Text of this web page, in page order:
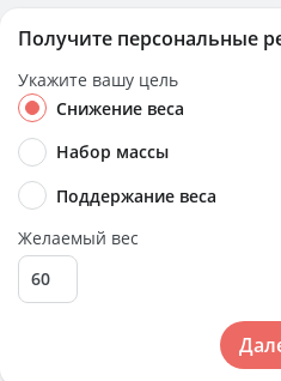
Получите персональные
Укажите вашу цель
Снижение веса
Набор массы
Поддержание веса
Желаемый вес